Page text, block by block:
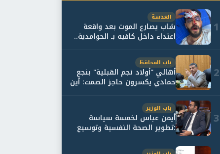
1
العدسة
شاب يصارع الموت بعد واقعة
اعتداء داخل كافيه بـ الحوامدية..
وأسرته...
2
باب المحافظ
أهالي "أولاد نجم القبلية" بنجع
حمادي يكسرون حاجز الصمت: أين
حقيقة...
3
باب الوزير
أيمن عباس لخمسة سياسة
:تطوير الصحة النفسية وتوسيع
خدمات العلاج و...